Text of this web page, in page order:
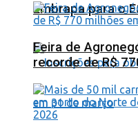
Embrapa para o
Feira de
recorde de R$